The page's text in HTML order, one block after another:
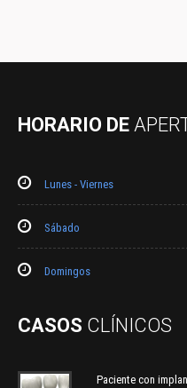
HORARIO DE
Lunes - Viernes
Sábado
Domingos
CASOS CLÍNICOS
Paciente con